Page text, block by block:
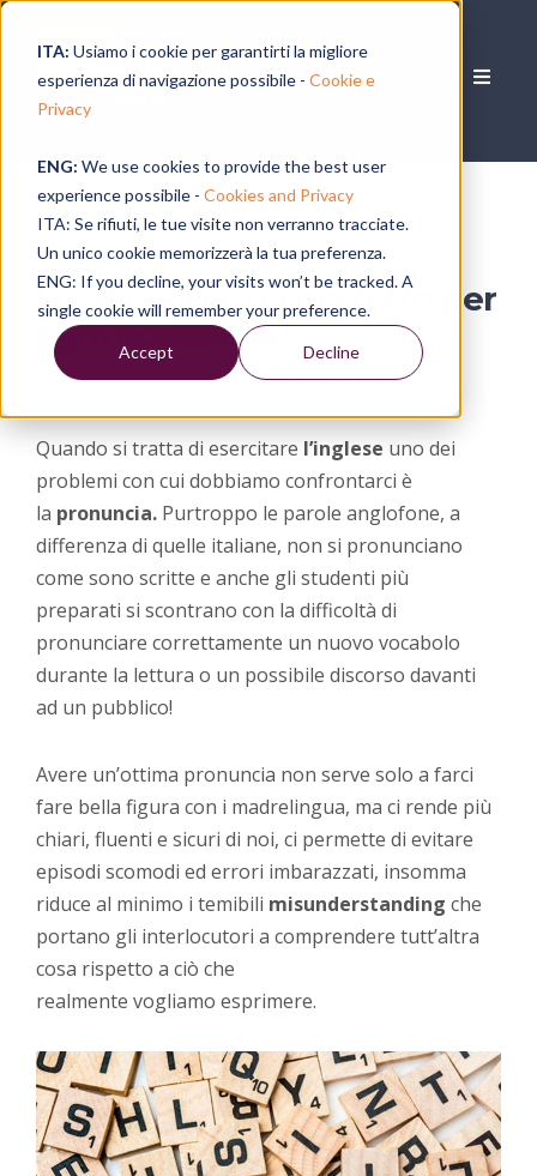
ITA: Usiamo i cookie per garantirti la migliore
esperienza di navigazione possibile - Cookie e
Privacy
ENG: We use cookies to provide the best user
experience possibile - Cookies and Privacy
ITA: Se rifiuti, le tue visite non verranno tracciate.
Un unico cookie memorizzerà la tua preferenza.
ENG: If you decline, your visits won’t be tracked. A
single cookie will remember your preference.
Accept Decline
Lo scioglilingua perfetto per
ogni occasione!
Madalina Sandu, on 02/03/20, 16:30
Quando si tratta di esercitare l’inglese uno dei
problemi con cui dobbiamo confrontarci è
la pronuncia. Purtroppo le parole anglofone, a
differenza di quelle italiane, non si pronunciano
come sono scritte e anche gli studenti più
preparati si scontrano con la difficoltà di
pronunciare correttamente un nuovo vocabolo
durante la lettura o un possibile discorso davanti
ad un pubblico!
Avere un’ottima pronuncia non serve solo a farci
fare bella figura con i madrelingua, ma ci rende più
chiari, fluenti e sicuri di noi, ci permette di evitare
episodi scomodi ed errori imbarazzati, insomma
riduce al minimo i temibili misunderstanding che
portano gli interlocutori a comprendere tutt’altra
cosa rispetto a ciò che
realmente vogliamo esprimere.